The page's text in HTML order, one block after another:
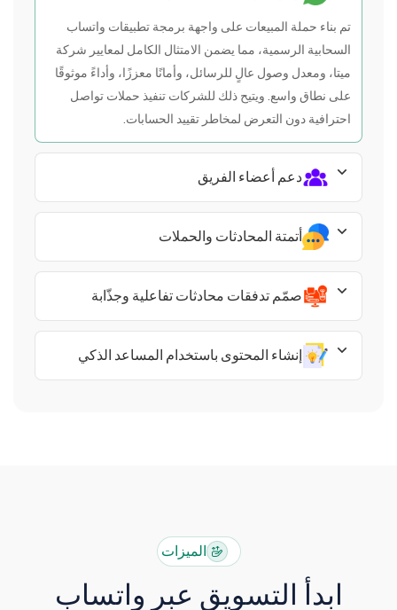
تم بناء حملة المبيعات على واجهة برمجة تطبيقات واتساب
السحابية الرسمية، مما يضمن الامتثال الكامل لمعايير شركة
ميتا، ومعدل وصول عالٍ للرسائل، وأمانًا معززًا، وأداءً موثوقًا
على نطاق واسع. ويتيح ذلك للشركات تنفيذ حملات تواصل
احترافية دون التعرض لمخاطر تقييد الحسابات.
دعم أعضاء الفريق
أتمتة المحادثات والحملات
صمّم تدفقات محادثات تفاعلية وجذّابة
إنشاء المحتوى باستخدام المساعد الذكي
الميزات
ابدأ التسويق عبر واتساب